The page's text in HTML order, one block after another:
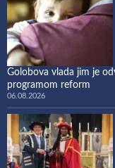
Golobova vlada jim je
programom reform
06.08.2026